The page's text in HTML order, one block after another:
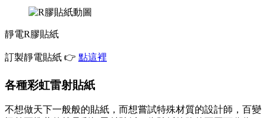
靜電R膠貼紙
訂製靜電貼紙 👉 點這裡
各種彩虹雷射貼紙
不想做天下一般般的貼紙，而想嘗試特殊材質的設計師，百變